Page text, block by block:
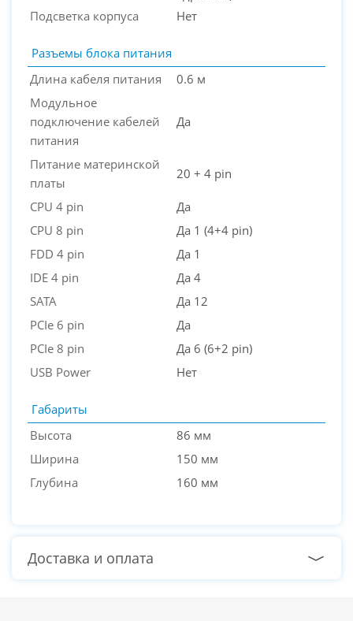
Подсветка корпуса
Нет
Разъемы блока питания
Длина кабеля питания
0.6 м
Модульное
подключение кабелей
питания
Да
Питание материнской
платы
20 + 4 pin
CPU 4 pin
Да
CPU 8 pin
Да 1 (4+4 pin)
FDD 4 pin
Да 1
IDE 4 pin
Да 4
SATA
Да 12
PCIe 6 pin
Да
PCIe 8 pin
Да 6 (6+2 pin)
USB Power
Нет
Габариты
Высота
86 мм
Ширина
150 мм
Глубина
160 мм
Доставка и оплата